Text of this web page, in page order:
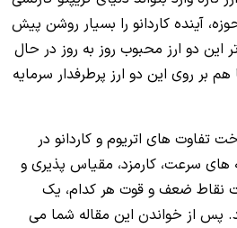
آینده کاردانو را بسیار روشن پیش
این دو ارز محبوب روز به روز در حال
بر روی این دو ارز پرطرفدار سرمایه
تفاوت های اتریوم و کاردانو در
های سرعت، کارمزد، مقیاس پذیری و
نقاط ضعف و قوت هر کدام، یک
پس از خواندن این مقاله شما می